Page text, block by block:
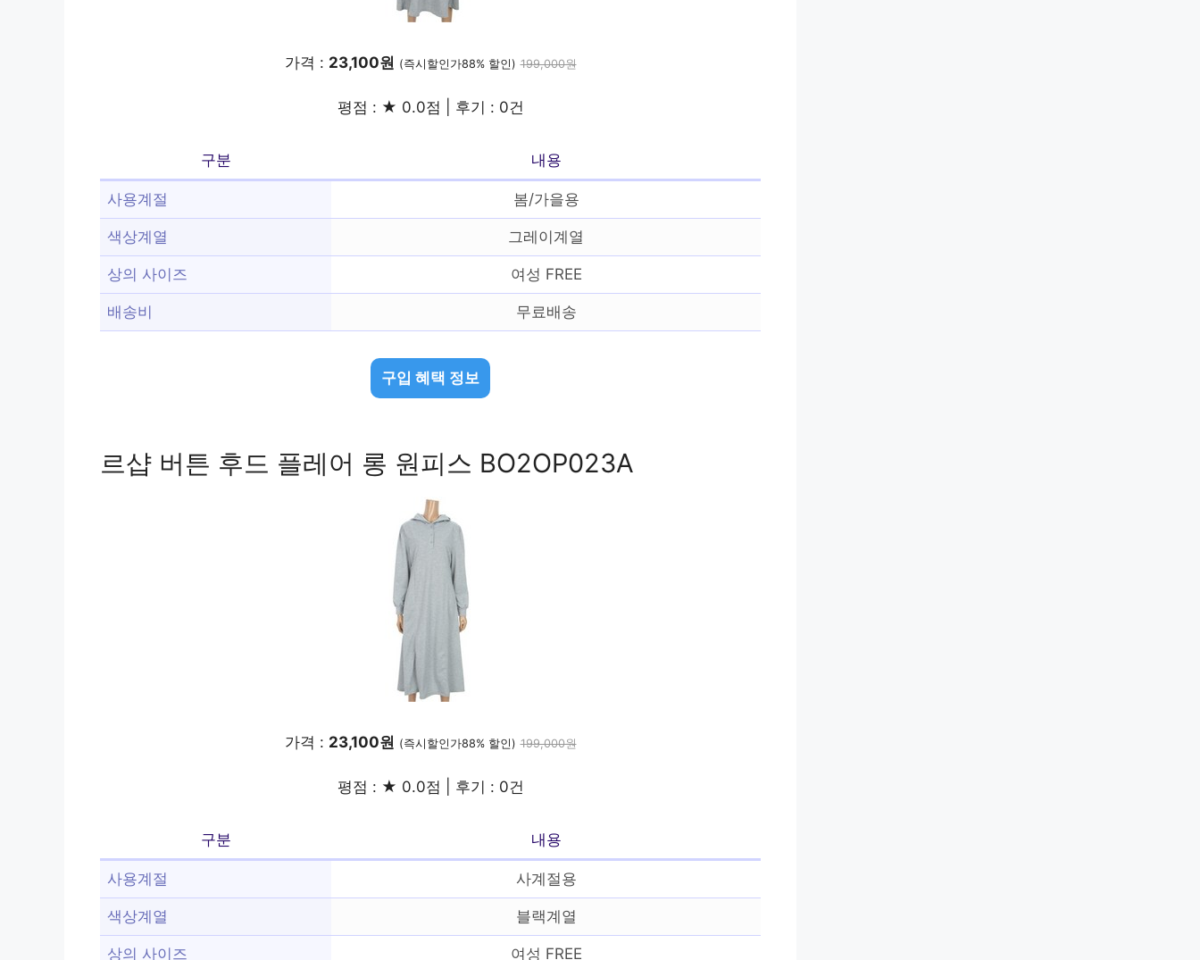
가격 : 23,100원 (즉시할인가88% 할인) 199,000원
평점 : ★ 0.0점 | 후기 : 0건
구분 내용
사용계절 봄/가을용
색상계열 그레이계열
상의 사이즈 여성 FREE
배송비 무료배송
구입 혜택 정보
르샵 버튼 후드 플레어 롱 원피스 BO2OP023A
가격 : 23,100원 (즉시할인가88% 할인) 199,000원
평점 : ★ 0.0점 | 후기 : 0건
구분 내용
사용계절 사계절용
색상계열 블랙계열
상의 사이즈 여성 FREE